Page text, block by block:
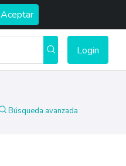
Aceptar
Login
Búsqueda avanzada